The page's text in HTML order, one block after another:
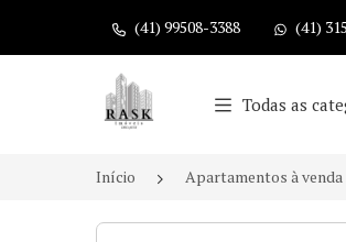
(41) 99508-3388 (41)
Página inicial
Todas as
Início Apartamentos à venda